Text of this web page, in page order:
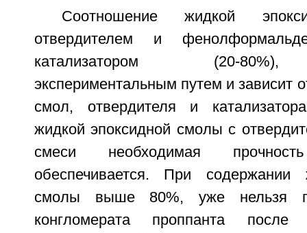
Соотношение жидкой
отвердителем и
катализатором (20-80%),
экспериментальным путем и зависит
смол, отвердителя и
жидкой эпоксидной смолы с
смеси необходимая
обеспечивается. При содержании
смолы выше 80%, уже нельзя
конгломерата проппанта